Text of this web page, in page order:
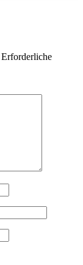
Erforderliche